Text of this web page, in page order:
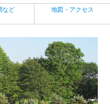
など 地図・アクセス